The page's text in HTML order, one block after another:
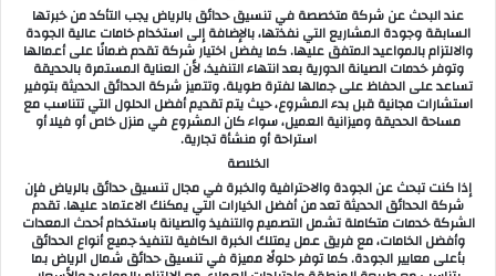
عند البحث عن شركة متخصصة في تنسيق حدائق بالرياض يجب التأكد من خبرتها
السابقة وجودة المشاريع التي نفذتها، بالإضافة إلى استخدام خامات عالية الجودة
والالتزام بالمواعيد المتفق عليها. كما يفضل اختيار شركة تقدم ضمانًا على أعمالها
وتوفر خدمات الصيانة الدورية بعد انتهاء التنفيذ، لأن العناية المستمرة بالحديقة
تساعد على الحفاظ على جمالها لفترة طويلة. وتتميز شركة الحدائق الحديثة بتوفير
استشارات مجانية قبل بدء المشروع، حيث يتم تقديم أفضل الحلول التي تتناسب مع
مساحة الحديقة وميزانية العميل، سواء كان المشروع في منزل خاص أو فيلا أو
استراحة أو منشأة تجارية.
الخلاصة
إذا كنت تبحث عن الجودة والاحترافية والخبرة في مجال تنسيق حدائق بالرياض فإن
شركة الحدائق الحديثة تعد من أفضل الخيارات التي يمكنك الاعتماد عليها. تقدم
الشركة خدمات متكاملة تشمل التصميم والتنفيذ والصيانة باستخدام أحدث المعدات
وأفضل الخامات، مع فريق عمل يمتلك الخبرة الكافية لتنفيذ جميع أنواع الحدائق
بأعلى معايير الجودة. كما توفر حلولًا مميزة في تنسيق حدائق شمال الرياض بما